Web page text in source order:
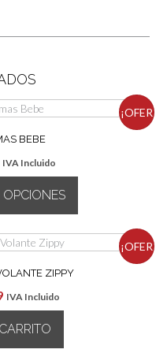
¡OFER
BEBE
El
precio
actual
es:
€7,69.
IVA Incluido
¡OFER
ZIPPY
El
precio
actual
es:
IVA Incluido